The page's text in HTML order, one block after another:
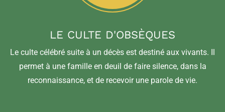
LE CULTE D'OBSÈQUES
Le culte célébré suite à un décès est destiné aux vivants. Il
permet à une famille en deuil de faire silence, dans la
reconnaissance, et de recevoir une parole de vie.